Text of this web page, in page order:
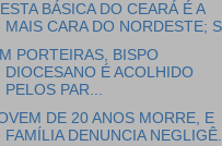
BÁSICA DO CEARÁ É A
MAIS CARA DO NORDESTE;
PORTEIRAS, BISPO
DIOCESANO É ACOLHIDO
PELOS PAR...
DE 20 ANOS MORRE, E
FAMÍLIA DENUNCIA